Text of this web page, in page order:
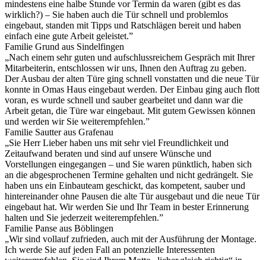
mindestens eine halbe Stunde vor Termin da waren (gibt es das
wirklich?) – Sie haben auch die Tür schnell und problemlos
eingebaut, standen mit Tipps und Ratschlägen bereit und haben
einfach eine gute Arbeit geleistet.”
Familie Grund aus Sindelfingen
„Nach einem sehr guten und aufschlussreichem Gespräch mit Ihrer
Mitarbeiterin, entschlossen wir uns, Ihnen den Auftrag zu geben.
Der Ausbau der alten Türe ging schnell vonstatten und die neue Tür
konnte in Omas Haus eingebaut werden. Der Einbau ging auch flott
voran, es wurde schnell und sauber gearbeitet und dann war die
Arbeit getan, die Türe war eingebaut. Mit gutem Gewissen können
und werden wir Sie weiterempfehlen.”
Familie Sautter aus Grafenau
„Sie Herr Lieber haben uns mit sehr viel Freundlichkeit und
Zeitaufwand beraten und sind auf unsere Wünsche und
Vorstellungen eingegangen – und Sie waren pünktlich, haben sich
an die abgesprochenen Termine gehalten und nicht gedrängelt. Sie
haben uns ein Einbauteam geschickt, das kompetent, sauber und
hintereinander ohne Pausen die alte Tür ausgebaut und die neue Tür
eingebaut hat. Wir werden Sie und Ihr Team in bester Erinnerung
halten und Sie jederzeit weiterempfehlen.”
Familie Panse aus Böblingen
„Wir sind vollauf zufrieden, auch mit der Ausführung der Montage.
Ich werde Sie auf jeden Fall an potenzielle Interessenten